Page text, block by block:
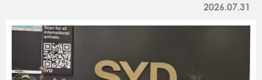
2026.07.31